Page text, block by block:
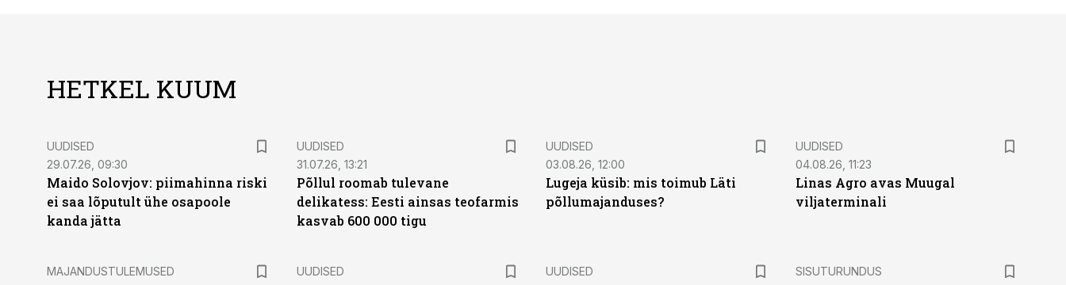
HETKEL KUUM
UUDISED
29.07.26, 09:30
Maido Solovjov: piimahinna riski
ei saa lõputult ühe osapoole
kanda jätta
UUDISED
31.07.26, 13:21
Põllul roomab tulevane
delikatess: Eesti ainsas teofarmis
kasvab 600 000 tigu
UUDISED
03.08.26, 12:00
Lugeja küsib: mis toimub Läti
põllumajanduses?
UUDISED
04.08.26, 11:23
Linas Agro avas Muugal
viljaterminali
MAJANDUSTULEMUSED
UUDISED
UUDISED
ST
SISUTURUNDUS